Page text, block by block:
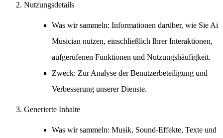
Nutzungsdetails
Was wir sammeln: Informationen darüber, wie Sie Ai
Musician nutzen, einschließlich Ihrer Interaktionen,
aufgerufenen Funktionen und Nutzungshäufigkeit.
Zweck: Zur Analyse der Benutzerbeteiligung und
Verbesserung unserer Dienste.
Generierte Inhalte
Was wir sammeln: Musik, Sound-Effekte, Texte und